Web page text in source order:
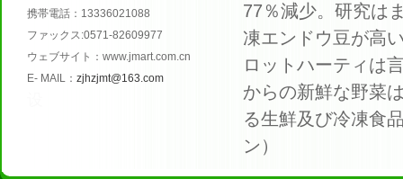
携帯電話 ： 13336021088
ファックス:0571-82609977
ウェブサイト ： www.jmart.com.cn
E- MAIL ： zjhzjmt@163.com
77 ％減少。 研究は
凍エンドウ豆が高
ロット ハーティ は
からの新鮮な野菜
る生鮮及び冷凍食
ン ）